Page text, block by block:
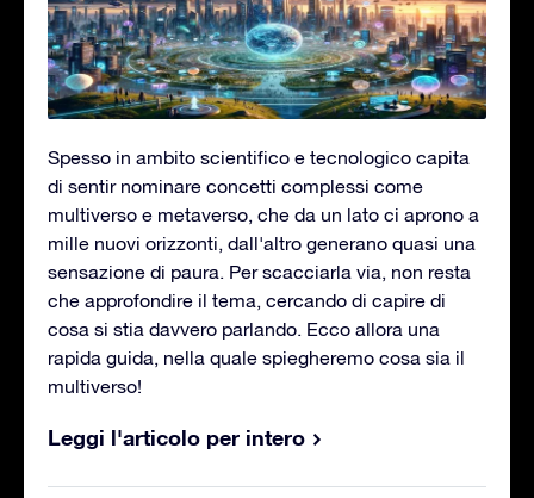
Spesso in ambito scientifico e tecnologico capita
di sentir nominare concetti complessi come
multiverso e metaverso, che da un lato ci aprono a
mille nuovi orizzonti, dall'altro generano quasi una
sensazione di paura. Per scacciarla via, non resta
che approfondire il tema, cercando di capire di
cosa si stia davvero parlando. Ecco allora una
rapida guida, nella quale spiegheremo cosa sia il
multiverso!
Leggi l'articolo per intero